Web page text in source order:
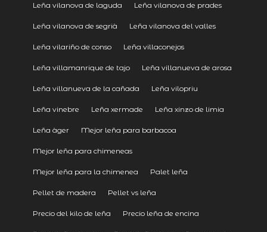
Leña vilanova de laguda Leña vilanova de prades
Leña vilanova de segrià Leña vilanova del valles
Leña vilariño de conso Leña villaconejos
Leña villamanrique de tajo Leña villanueva de arosa
Leña villanueva de la cañada Leña vilopriu
Leña vinebre Leña xermade Leña xinzo de limia
Leña àger Mejor leña para barbacoa
Mejor leña para chimeneas
Mejor leña para la chimenea Palet leña
Pellet de madera Pellet vs leña
Precio del kilo de leña Precio leña de encina